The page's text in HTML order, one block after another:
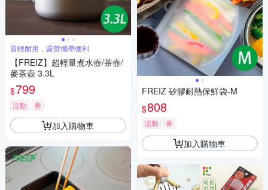
質輕耐用，露營攜帶便利
【FREIZ】超輕量煮水壺/茶壺/
麥茶壺 3.3L
$799
活動 券
加入購物車
FREIZ 矽膠耐熱保鮮袋-M
$808
活動 券
加入購物車